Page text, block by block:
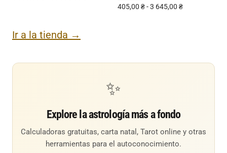
405,00 ₴-3 645,00 ₴
Ir a la tienda →
✨
Explore la astrología más a fondo
Calculadoras gratuitas, carta natal, Tarot online y otras
herramientas para el autoconocimiento.